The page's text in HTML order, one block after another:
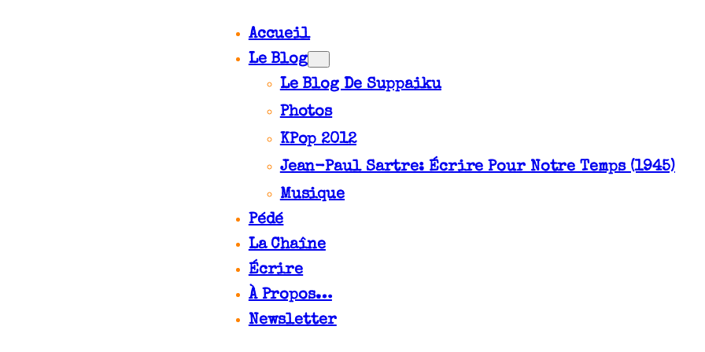
Accueil
Le Blog
Le Blog De Suppaiku
Photos
KPop 2012
Jean-Paul Sartre: Écrire Pour Notre Temps (1945)
Musique
Pédé
La Chaîne
Écrire
À Propos…
Newsletter